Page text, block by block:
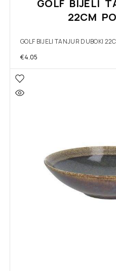
GOLF BIJELI
22CM
GOLF BIJELI TANJUR DUBOKI
€4.05